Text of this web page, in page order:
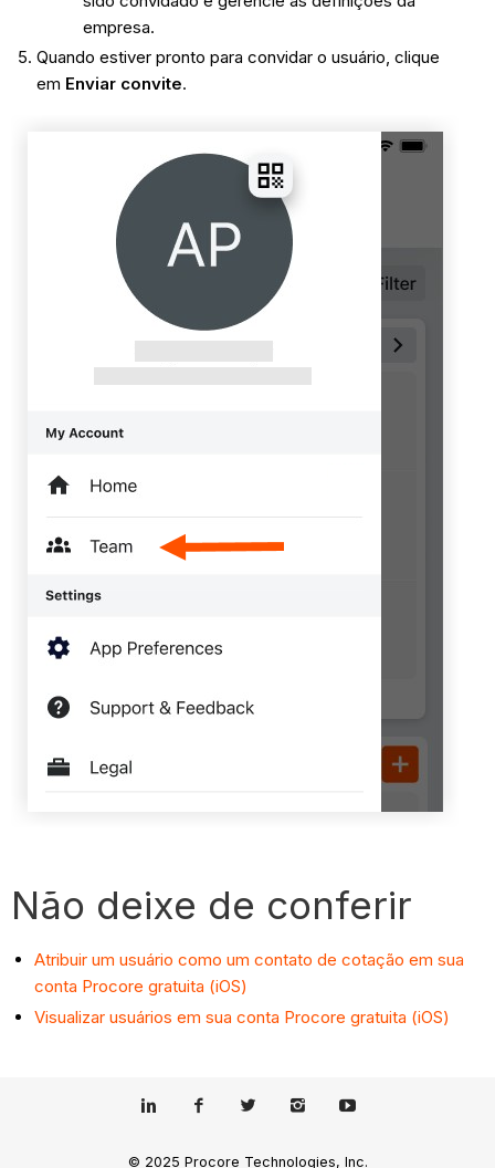
empresa.
Quando estiver pronto para convidar o usuário, clique
em Enviar convite.
Não deixe de conferir
Atribuir um usuário como um contato de cotação em sua
conta Procore gratuita (iOS)
Visualizar usuários em sua conta Procore gratuita (iOS)
© 2025 Procore Technologies, Inc.